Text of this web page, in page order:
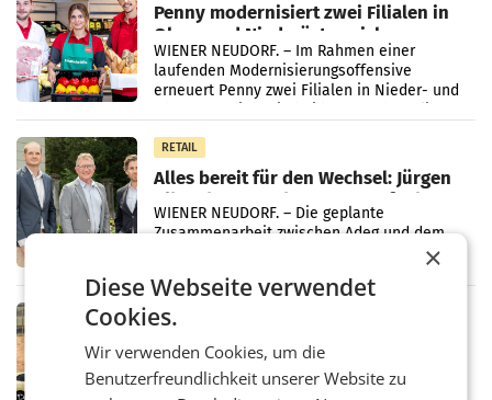
Penny modernisiert zwei Filialen in
Ober- und Niederösterreich
WIENER NEUDORF. – Im Rahmen einer
laufenden Modernisierungsoffensive
erneuert Penny zwei Filialen in Nieder- und
RETAIL
Alles bereit für den Wechsel: Jürgen
Albrecht setzt ab 1.1.2027 auf Adeg
WIENER NEUDORF. – Die geplante
Zusammenarbeit zwischen Adeg und dem
Vorarlberger Kaufmann Jürgen Albrecht ist
Bundeswettbewerbsbehörde und der
Bundeskartellanwalt
MOBILITY BUSINESS
Rekordergebnis im Juli: Leapmotor
verdoppelt Auslieferungen und
überschreitet die 100.000er-Marke
– Im Juli 2026 erreichte Leapmotor einen
×
Diese Webseite verwendet
Cookies.
Wir verwenden Cookies, um die
Benutzerfreundlichkeit unserer Website zu